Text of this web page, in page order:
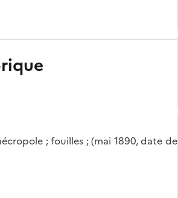
; fouilles ; (mai 1890, date de